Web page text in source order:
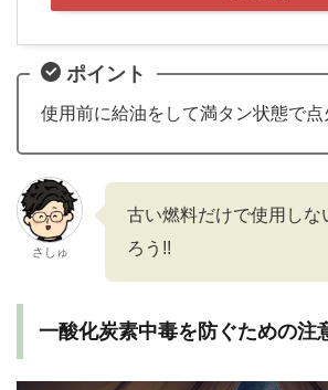
ポイント
使用前に給油をして満タン状態で点
さしゅ
古い燃料だけで使用しな
ろう!!
一酸化炭素中毒を防ぐための注